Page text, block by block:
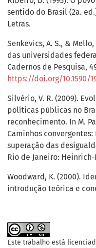
sentido do Brasil (2a.
Letras.
Senkevics, A. S., &
das universidades
Cadernos de Pesquisa,
https://doi.org/10.1590/
Silvério, V. R. (2009).
políticas públicas no
reconhecimento. In M.
Caminhos
superação das
Rio de Janeiro:
Woodward, K. (2000).
introdução teórica e
Este trabalho está